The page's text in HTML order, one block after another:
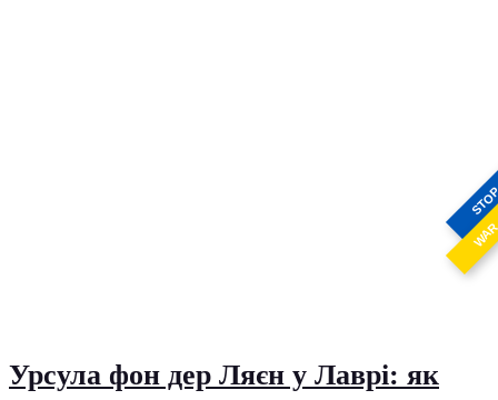
Урсула фон дер Ляєн у Лаврі: як